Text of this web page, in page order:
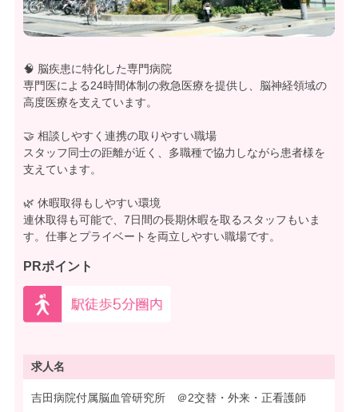
🧠 脳疾患に特化した専門病院
専門医による24時間体制の救急医療を提供し、脳神経領域の
高度医療を支えています。
🤝 相談しやすく連携の取りやすい職場
スタッフ同士の距離が近く、多職種で協力しながら患者様を
支えています。
🌿 休暇取得もしやすい環境
連休取得も可能で、7日間の長期休暇を取るスタッフもいま
す。仕事とプライベートを両立しやすい職場です。
PRポイント
求人名
吉田病院付属脳血管研究所 ＠2交替・外来・正看護師